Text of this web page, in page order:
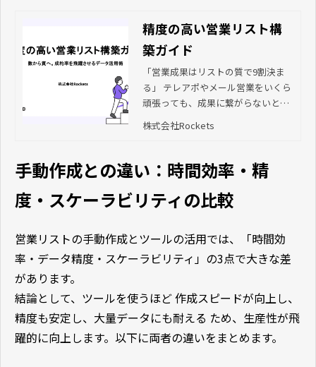
精度の高い営業リスト構
築ガイド
「営業成果はリストの質で9割決ま
る」 テレアポやメール営業をいくら
頑張っても、成果に繋がらないと悩
んでいませんか？本ガイドでは、属
人的な営業から脱却し、成約率を飛
公開。160万社のデータベースとAIス
コアリングを活用し、営業担当者が
本来の「提案活動」に集中できる環
境をどう構築すべきか、その実践ス
株式会社Rockets
手動作成との違い：時間効率・精
度・スケーラビリティの比較
営業リストの手動作成とツールの活用では、「時間効
率・データ精度・スケーラビリティ」の3点で大きな差
があります。
結論として、ツールを使うほど 作成スピードが向上し、
精度も安定し、大量データにも耐える ため、生産性が飛
躍的に向上します。以下に両者の違いをまとめます。